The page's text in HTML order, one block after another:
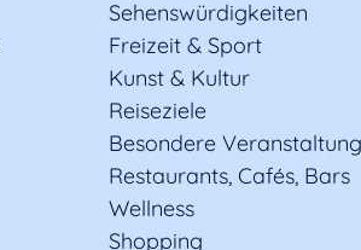
Sehenswürdigkeiten
Freizeit & Sport
Kunst & Kultur
Reiseziele
Besondere
Restaurants, Cafés, Bars
Wellness
Shopping